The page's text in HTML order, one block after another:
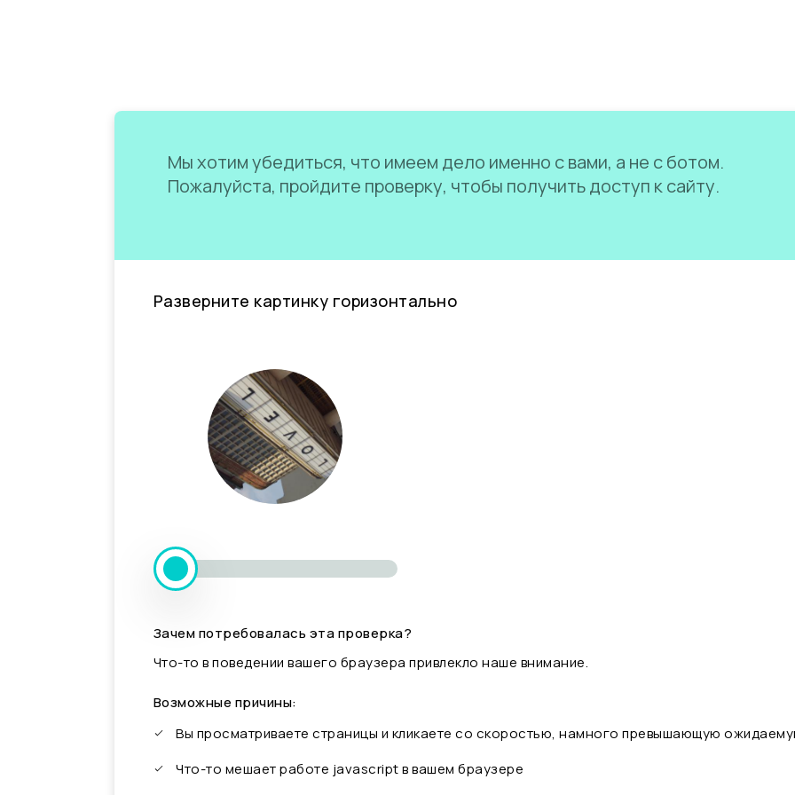
Мы хотим убедиться, что имеем дело именно с вами, а не с ботом.
Пожалуйста, пройдите проверку, чтобы получить доступ к сайту.
Разверните картинку горизонтально
Зачем потребовалась эта проверка?
Что-то в поведении вашего браузера привлекло наше внимание.
Возможные причины:
Вы просматриваете страницы и кликаете со скоростью, намного превышающую
Что-то мешает работе javascript в вашем браузере